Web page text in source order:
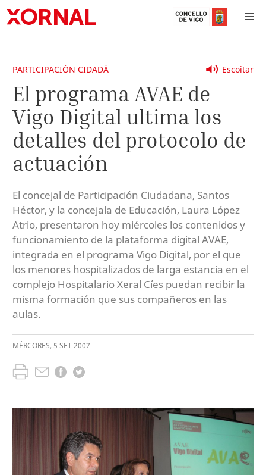
Escoitar
PARTICIPACIÓN CIDADÁ
El programa AVAE de
Vigo Digital ultima los
detalles del protocolo de
actuación
El concejal de Participación Ciudadana, Santos
Héctor, y la concejala de Educación, Laura López
Atrio, presentaron hoy miércoles los contenidos y
funcionamiento de la plataforma digital AVAE,
integrada en el programa Vigo Digital, por el que
los menores hospitalizados de larga estancia en el
complejo Hospitalario Xeral Cíes puedan recibir la
misma formación que sus compañeros en las
aulas.
MÉRCORES, 5 SET2007